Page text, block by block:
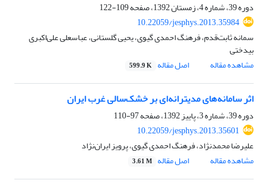
دوره 39، شماره 4، زمستان 1392، صفحه
109-122
10.22059/jesphys.2013.35984
سمانه ثابت‌قدم، فرهنگ احمدی گیوی، یحیی گلستانی، عباسعلی علی‌اکبری
بیدختی
مشاهده مقاله
اصل مقاله 599.9 K
اثر سامانه‌‌های مدیترانه‌‌ای بر خشک‌سالی غرب ایران
دوره 39، شماره 3، پاییز 1392، صفحه
97-110
10.22059/jesphys.2013.35601
علیرضا محمدنژاد، فرهنگ احمدی گیوی، پرویز ایران‌نژاد
مشاهده مقاله
اصل مقاله 3.61 M